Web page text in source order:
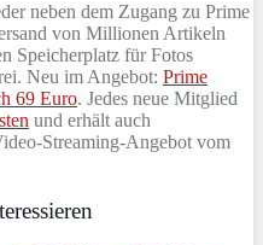
neben dem Zugang zu Prime
von Millionen Artikeln
Speicherplatz für Fotos
Neu im Angebot: Prime
69 Euro. Jedes neue Mitglied
und erhält auch
Streaming-Angebot vom